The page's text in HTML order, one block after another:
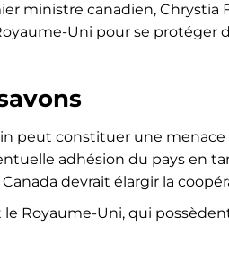
ministre canadien, Chrystia
Uni pour se
peut constituer une
adhésion du pays en
devrait élargir la
le Royaume-Uni, qui